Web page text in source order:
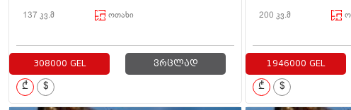
137 კვ.მ ოთახი
308000 GEL ვრცლად
₾ $
200 კვ.მ
1946000 GEL
₾ $